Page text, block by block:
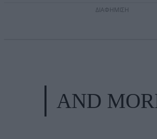
ΔΙΑΦΗΜΙΣΗ
AND